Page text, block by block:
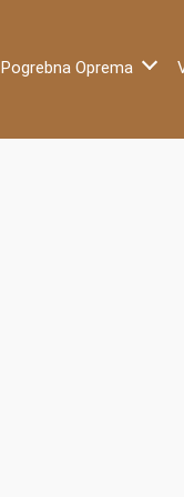
Pogrebna Oprema